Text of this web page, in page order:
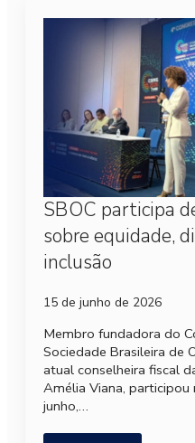
SBOC participa
sobre equidade,
inclusão
15 de junho de 2026
Membro fundadora do
Sociedade Brasileira de
atual conselheira fiscal
Amélia Viana,
junho,…